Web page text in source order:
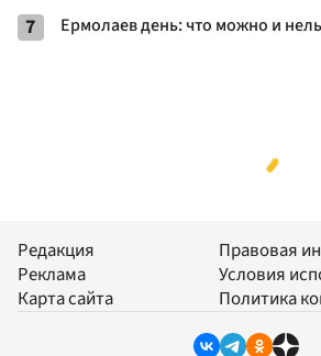
7 Ермолаев день: что можно и
Редакция
Реклама
Карта сайта
Правовая
Условия
Политика